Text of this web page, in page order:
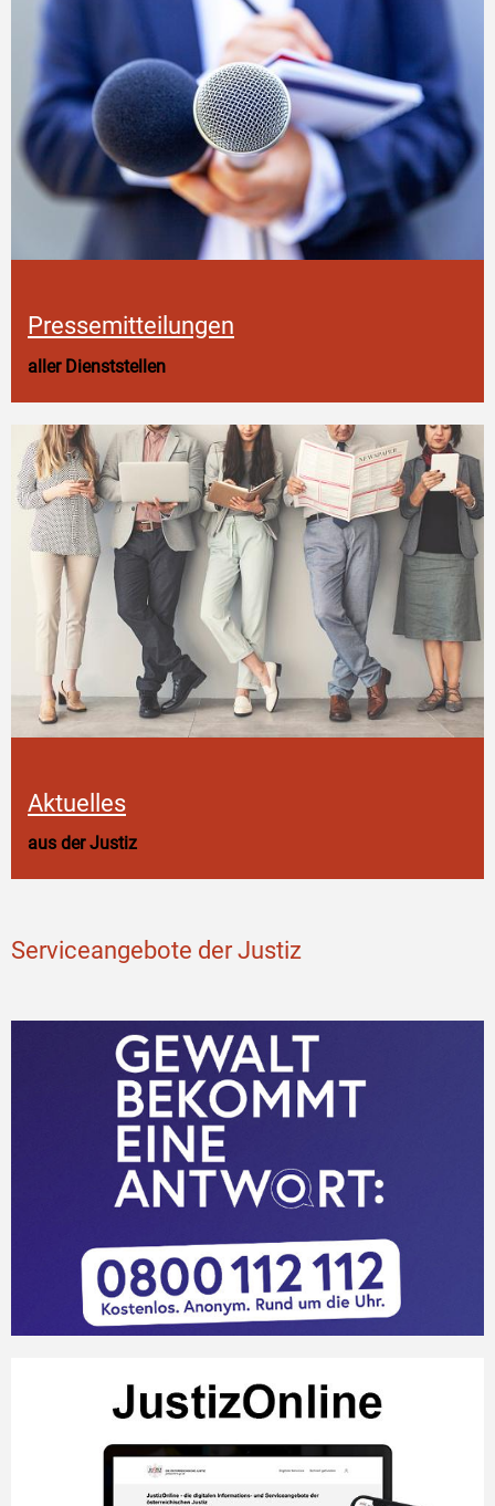
Pressemitteilungen
aller Dienststellen
Aktuelles
aus der Justiz
Serviceangebote der Justiz